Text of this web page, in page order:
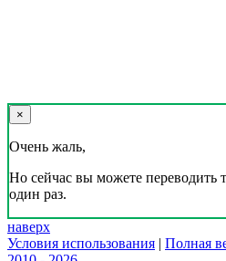
×
Очень жаль,
Но сейчас вы можете переводить
один раз.
наверх
Условия использования | Полная